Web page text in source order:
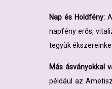
Nap és Holdfény:
napfény erős,
tegyük
Más ásványokkal
például az